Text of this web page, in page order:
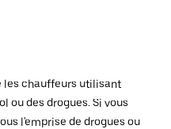
les chauffeurs utilisant
ou des drogues. Si vous
l'emprise de drogues ou